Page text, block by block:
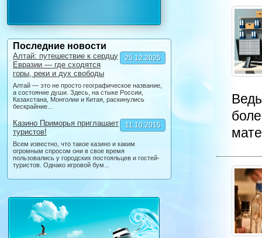
Последние новости
25.12.2025
Алтай: путешествие к сердцу
Евразии — где сходятся
горы, реки и дух свободы
Алтай — это не просто географическое название,
а состояние души. Здесь, на стыке России,
Казахстана, Монголии и Китая, раскинулись
бескрайние...
11.10.2015
Казино Приморья приглашает
туристов!
Всем известно, что такое казино и каким
огромным спросом они в свое время
пользовались у городских постояльцев и гостей-
туристов. Однако игровой бум...